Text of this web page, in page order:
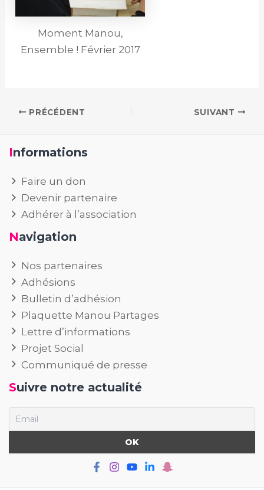
Moment Manou,
Ensemble ! Février 2017
PRÉCÉDENT SUIVANT
Informations
Faire un don
Devenir partenaire
Adhérer à l’association
Navigation
Nos partenaires
Adhésions
Bulletin d’adhésion
Plaquette Manou Partages
Lettre d’informations
Projet Social
Communiqué de presse
Suivre notre actualité